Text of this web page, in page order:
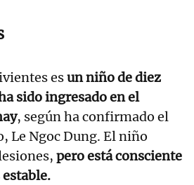
esun niño de diez
sido ingresado en el
, según ha confirmado el
Le Ngoc Dung. El niño
pero está consciente